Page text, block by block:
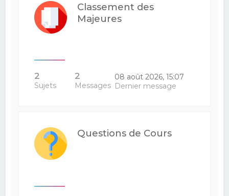
Classement des
Majeures
2
Sujets
2
Messages
08 août 2026, 15:07
Dernier message
Questions de Cours